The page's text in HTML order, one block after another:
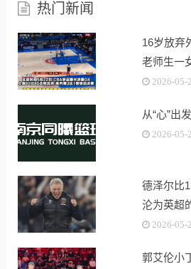
热门新闻
16岁放弃
老师生一
决赛
2026-05-
从“心”出
2026-05-
德泽尔比
沦为英超
2026-05-
郭艾伦小